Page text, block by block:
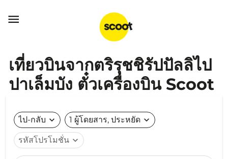

เที่ยวบินจากตริรุชชิรัปปัลลิไป
ปาเล็มบัง ตั๋วเครื่องบิน Scoot
ไป-กลับ expand_more 1 ผู้โดยสาร, ประหยัด expand_more
รหัสโปรโมชั่น expand_more